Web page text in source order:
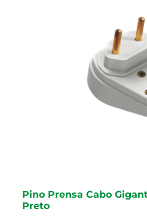
Pino Prensa Cabo
Preto